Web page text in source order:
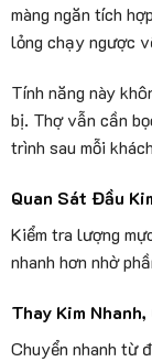
màng ngăn tích
lỏng chạy ngược
Tính năng này
bị. Thợ vẫn cần
trình sau mỗi
Quan Sát Đầu
Kiểm tra lượng
nhanh hơn nhờ
Thay Kim
Chuyển nhanh từ